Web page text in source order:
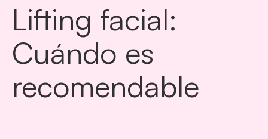
Lifting facial:
Cuándo es
recomendable